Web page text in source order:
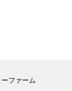
ファーム